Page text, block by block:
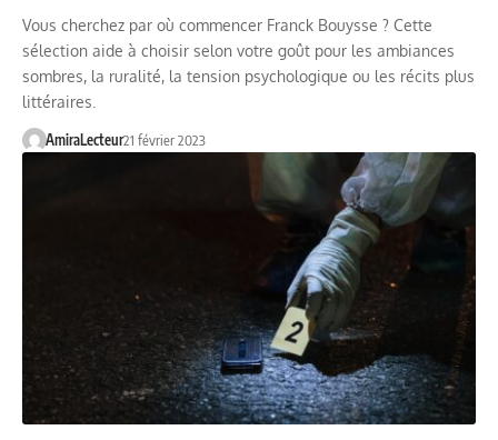
Vous cherchez par où commencer Franck Bouysse ? Cette
sélection aide à choisir selon votre goût pour les ambiances
sombres, la ruralité, la tension psychologique ou les récits plus
littéraires.
AmiraLecteur21 février 2023